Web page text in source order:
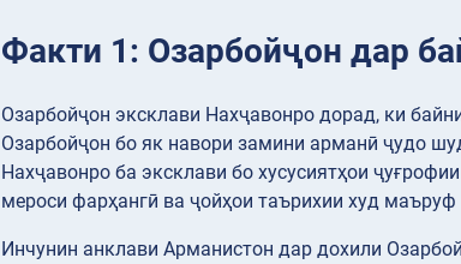
Факти 1: Озарбойҷон дар
Озарбойҷон эксклави Нахҷавонро дорад, ки
Озарбойҷон бо як навори замини арманӣ ҷудо
Нахҷавонро ба эксклави бо хусусиятҳои
мероси фарҳангӣ ва ҷойҳои таърихии худ маъруф
Инчунин анклави Арманистон дар дохили